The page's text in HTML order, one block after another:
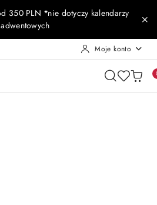
350 PLN *nie dotyczy kalendarzy
adwentowych
Moje konto